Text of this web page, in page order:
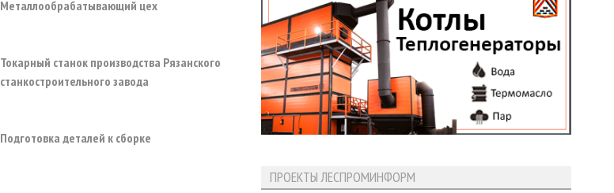
Металлообрабатывающий цех
Токарный станок производства Рязанского
станкостроительного завода
Подготовка деталей к сборке
ПРОЕКТЫ ЛЕСПРОМИНФОРМ